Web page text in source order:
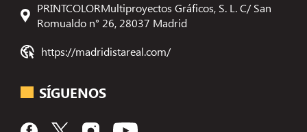
PRINTCOLORMultiproyectos Gráficos, S. L. C/ San
Romualdo n° 26, 28037 Madrid
https://madridistareal.com/
SÍGUENOS